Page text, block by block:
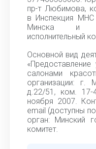
пр-т Любимова,
в Инспекция
Минска и
исполнительный
Основной вид
салонами
организации: г.
д.22/51, ком. 17-
ноября 2007.
email (доступны
орган: Минский
комитет.